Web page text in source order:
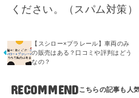
ください。（スパム対策）
【スシロー×プラレール】車両のみ
の販売はある？口コミや評判はどう
なの？
RECOMMEND